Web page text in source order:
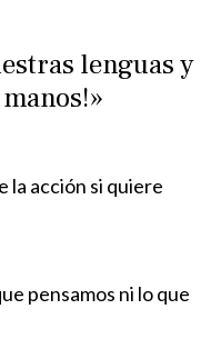
lenguas y
la acción si quiere
pensamos ni lo que